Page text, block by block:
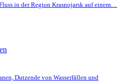
in der Region Krasnojarsk auf einem…
Dutzende von Wasserfällen und